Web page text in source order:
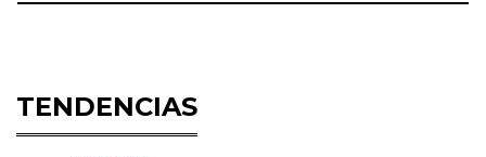
TENDENCIAS